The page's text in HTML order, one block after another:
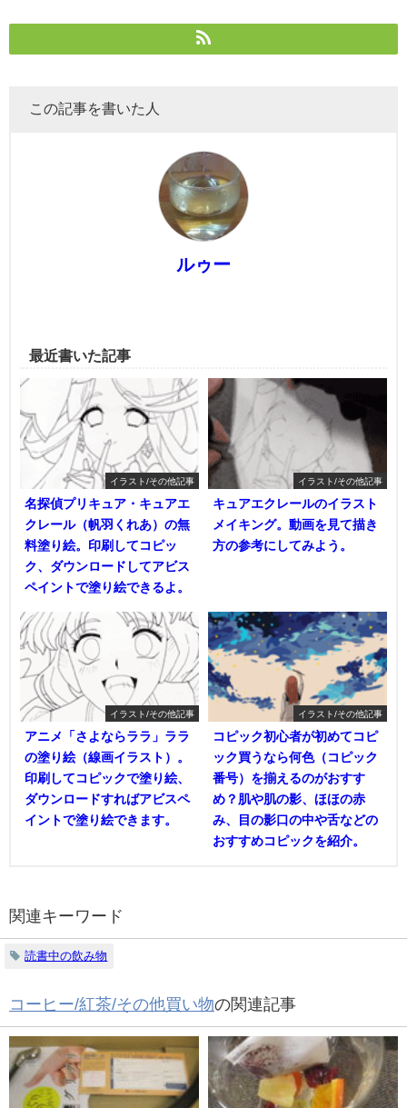
この記事を書いた人
ルゥー
最近書いた記事
イラスト/その他記事
名探偵プリキュア・キュアエ
クレール（帆羽くれあ）の無
料塗り絵。印刷してコピッ
ク、ダウンロードしてアビス
ペイントで塗り絵できるよ。
イラスト/その他記事
キュアエクレールのイラスト
メイキング。動画を見て描き
方の参考にしてみよう。
イラスト/その他記事
アニメ「さよならララ」ララ
の塗り絵（線画イラスト）。
印刷してコピックで塗り絵、
ダウンロードすればアビスペ
イントで塗り絵できます。
イラスト/その他記事
コピック初心者が初めてコピ
ック買うなら何色（コピック
番号）を揃えるのがおすす
め？肌や肌の影、ほほの赤
み、目の影口の中や舌などの
おすすめコピックを紹介。
関連キーワード
読書中の飲み物
コーヒー/紅茶/その他買い物の関連記事